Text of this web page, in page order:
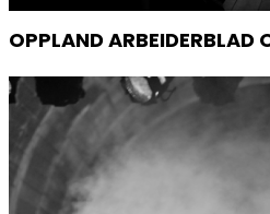
OPPLAND ARBEIDERBLAD